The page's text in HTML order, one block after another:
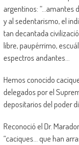
argentinos: “…amantes
y al sedentarismo, el
tan decantada
libre, paupérrimo,
espectros andantes…
Hemos conocido
delegados por el
depositarios del poder
Reconoció el Dr.
“caciques… que han